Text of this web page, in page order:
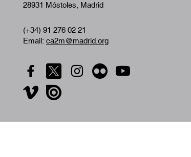
28931 Móstoles, Madrid
(+34) 91 276 02 21
Email: ca2m@madrid.org